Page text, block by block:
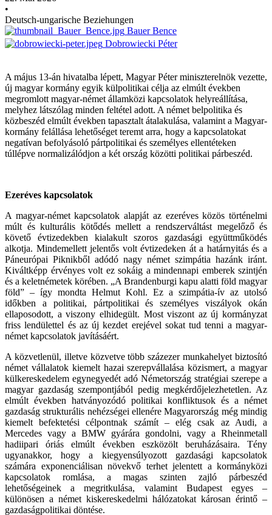
•
Deutsch-ungarische Beziehungen
Bauer Bence
Dobrowiecki Péter
A május 13-án hivatalba lépett, Magyar Péter miniszterelnök vezette,
új magyar kormány egyik külpolitikai célja az elmúlt években
megromlott magyar-német államközi kapcsolatok helyreállítása,
melyhez látszólag minden feltétel adott. A német belpolitika és
közbeszéd elmúlt években tapasztalt átalakulása, valamint a Magyar-
kormány felállása lehetőséget teremt arra, hogy a kapcsolatokat
negatívan befolyásoló pártpolitikai és személyes ellentéteken
túllépve normalizálódjon a két ország közötti politikai párbeszéd.
Ezeréves kapcsolatok
A magyar-német kapcsolatok alapját az ezeréves közös történelmi
múlt és kulturális kötődés mellett a rendszerváltást megelőző és
követő évtizedekben kialakult szoros gazdasági együttműködés
alkotja. Mindemellett jelentős volt évtizedeken át a határnyitás és a
Páneurópai Piknikből adódó nagy német szimpátia hazánk iránt.
Kiváltképp érvényes volt ez sokáig a mindennapi emberek szintjén
és a keletnémetek körében. „A Brandenburgi kapu alatti föld magyar
föld” – így mondta Helmut Kohl. Ez a szimpátia-ív az utolsó
időkben a politikai, pártpolitikai és személyes viszályok okán
ellaposodott, a viszony elhidegült. Most viszont az új kormányzat
friss lendülettel és az új kezdet erejével sokat tud tenni a magyar-
német kapcsolatok javításáért.
A közvetlenül, illetve közvetve több százezer munkahelyet biztosító
német vállalatok kiemelt hazai szerepvállalása közismert, a magyar
külkereskedelem egynegyedét adó Németország stratégiai szerepe a
magyar gazdaság szempontjából pedig megkérdőjelezhetetlen. Az
elmúlt években hatványozódó politikai konfliktusok és a német
gazdaság strukturális nehézségei ellenére Magyarország még mindig
kiemelt befektetési célpontnak számít – elég csak az Audi, a
Mercedes vagy a BMW gyárára gondolni, vagy a Rheinmetall
hadiipari óriás elmúlt években eszközölt beruházásaira. Tény
ugyanakkor, hogy a kiegyensúlyozott gazdasági kapcsolatok
számára exponenciálisan növekvő terhet jelentett a kormányközi
kapcsolatok romlása, a magas szinten zajló párbeszéd
lehetőségeinek a megritkulása, valamint Budapest egyes –
különösen a német kiskereskedelmi hálózatokat károsan érintő –
gazdaságpolitikai döntése.